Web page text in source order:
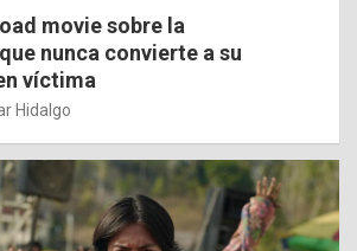
movie sobre la
nunca convierte a su
víctima
Hidalgo